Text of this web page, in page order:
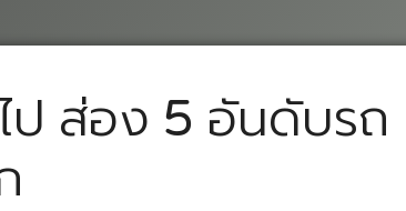
ป ส่อง 5 อันดับรถ